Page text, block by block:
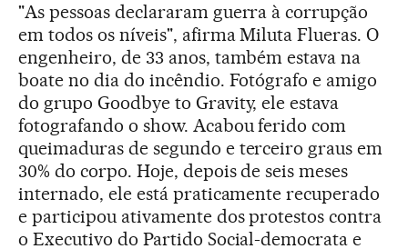
"As pessoas declararam guerra à corrupção
em todos os níveis", afirma Miluta Flueras. O
engenheiro, de 33 anos, também estava na
boate no dia do incêndio. Fotógrafo e amigo
do grupo Goodbye to Gravity, ele estava
fotografando o show. Acabou ferido com
queimaduras de segundo e terceiro graus em
30% do corpo. Hoje, depois de seis meses
internado, ele está praticamente recuperado
e participou ativamente dos protestos contra
o Executivo do Partido Social-democrata e